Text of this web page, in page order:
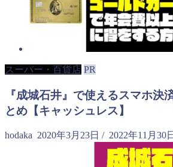
スーパー・百貨店 PR
『成城石井』で使えるスマホ決
とめ【キャッシュレス】
hodaka 2020年3月23日 / 2022年11月30日